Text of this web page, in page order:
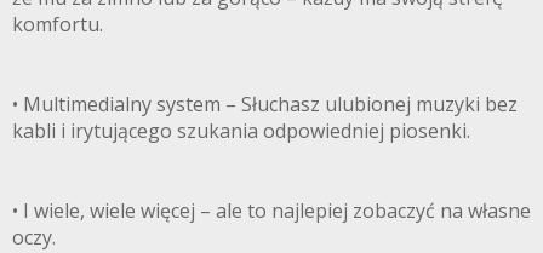
komfortu.
• Multimedialny system – Słuchasz ulubionej muzyki bez
kabli i irytującego szukania odpowiedniej piosenki.
• I wiele, wiele więcej – ale to najlepiej zobaczyć na własne
oczy.